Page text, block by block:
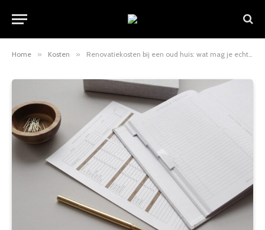
Home » Kosten » Renovatiekosten bij een oud huis: wat mag je echt verwachten?